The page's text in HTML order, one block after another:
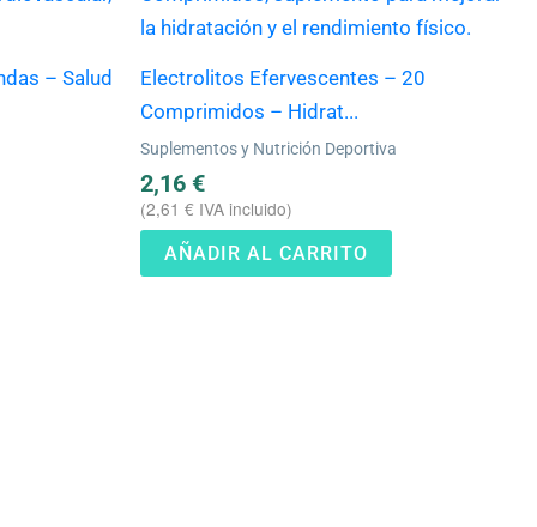
– Salud
Electrolitos Efervescentes – 20
Comprimidos – Hidrat...
Suplementos y Nutrición Deportiva
2,16 €
(2,61 € IVA incluido)
AÑADIR AL CARRITO